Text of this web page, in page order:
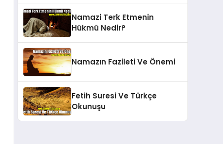
Namazi Terk Etmenin
Hükmü Nedir?
Namazın Fazileti Ve Önemi
Fetih Suresi Ve Türkçe
Okunuşu